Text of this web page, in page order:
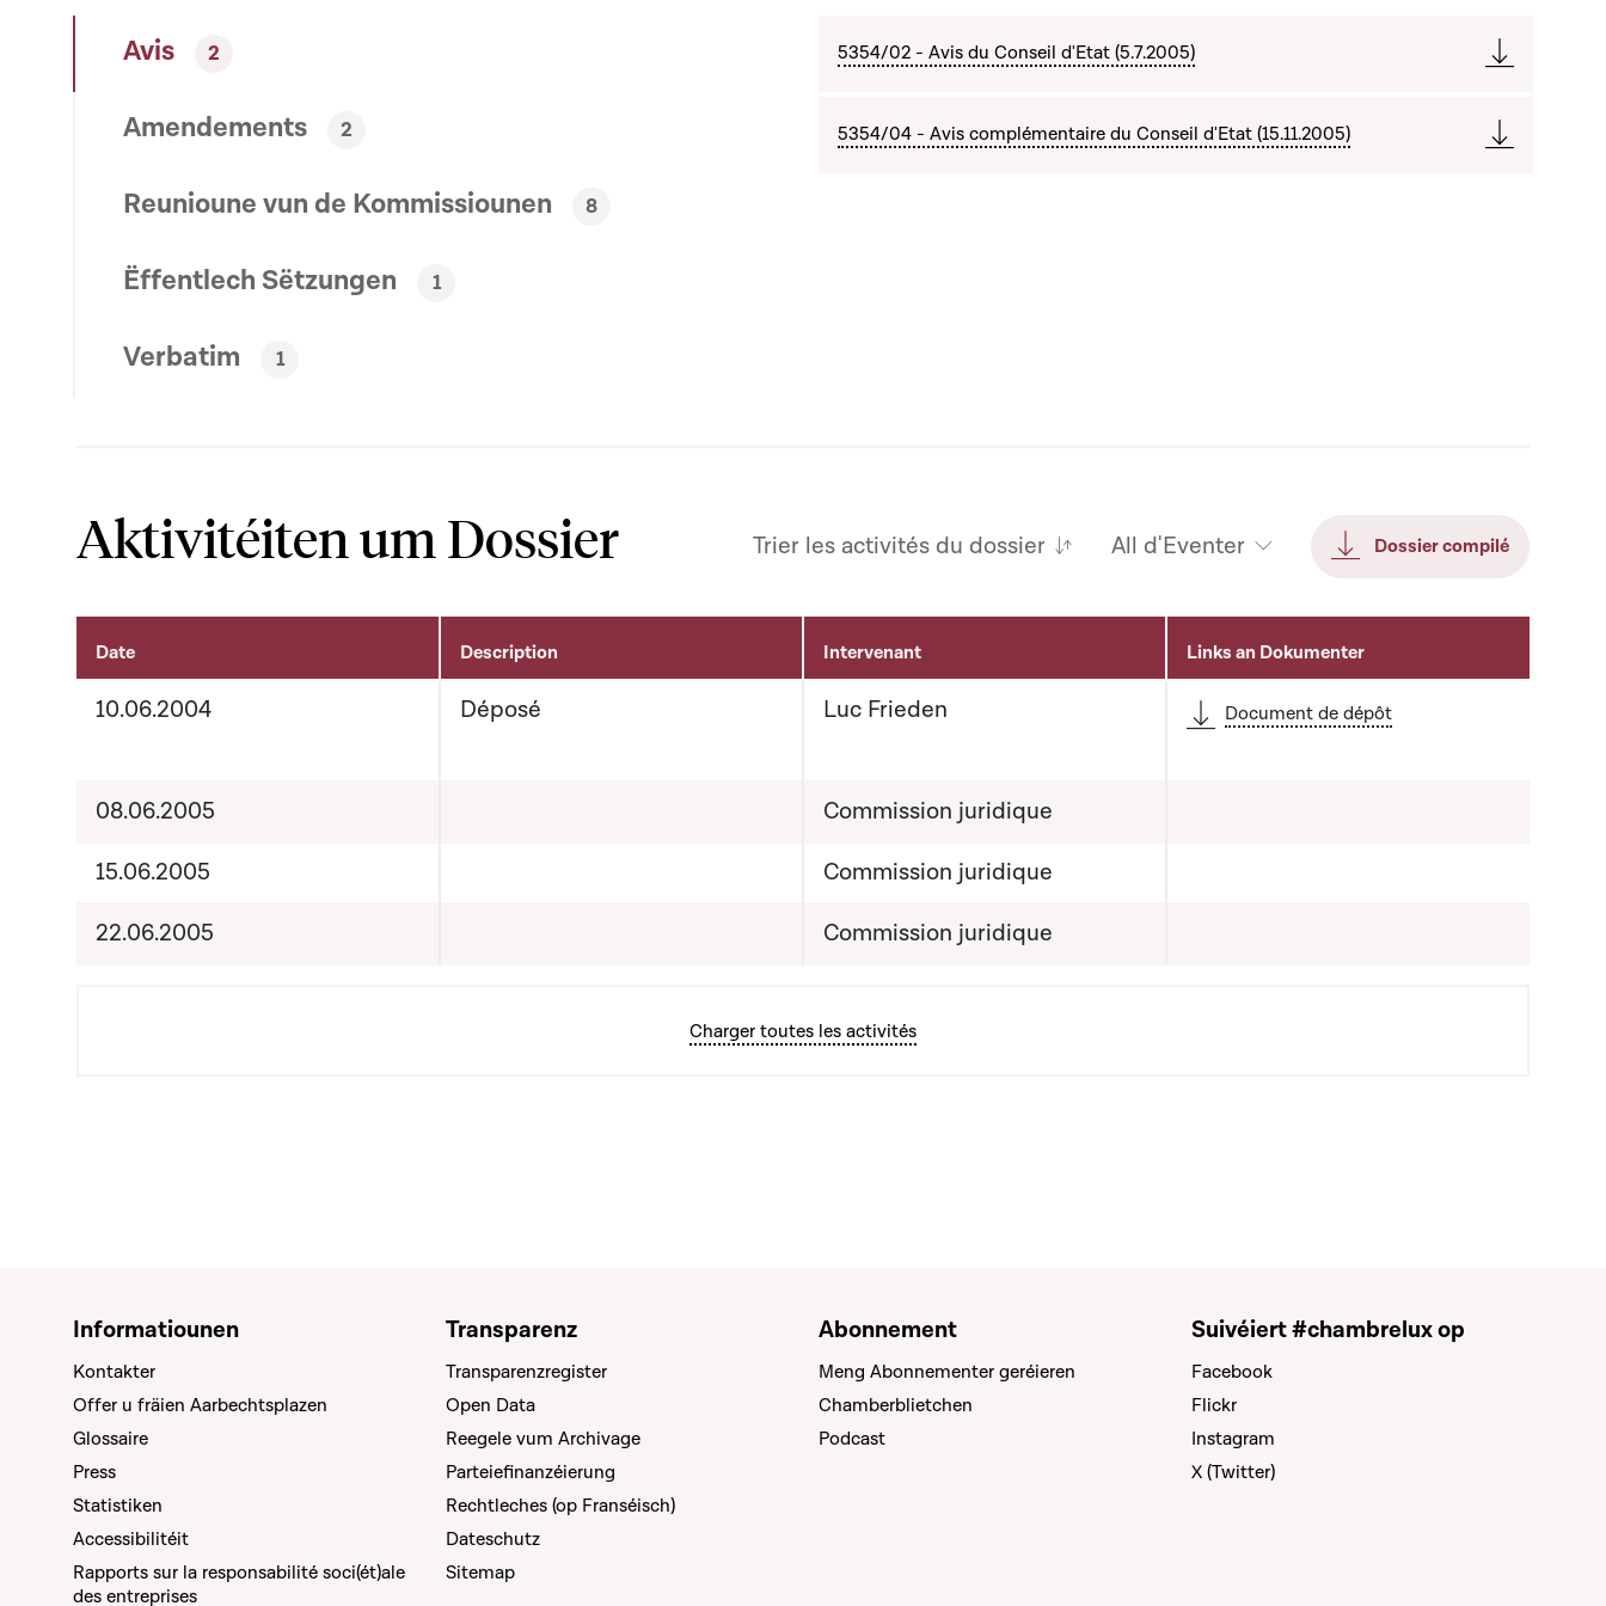
Avis 2
Amendements 2
Reunioune vun de Kommissiounen 8
Ëffentlech Sëtzungen 1
Verbatim 1
5354/02 - Avis du Conseil d'Etat (5.7.2005)
5354/04 - Avis complémentaire du Conseil d'Etat (15.11.2005)
Aktivitéiten um Dossier Trier les activités du dossier All d'Eventer Dossier compilé
Aktivitéiten um Dossier
Date Description Intervenant Links an Dokumenter
10.06.2004 Déposé Luc Frieden Document de dépôt
08.06.2005
Commission juridique
15.06.2005
Commission juridique
22.06.2005
Commission juridique
Charger toutes les activités
Informatiounen
Kontakter
Offer u fräien Aarbechtsplazen
Glossaire
Press
Statistiken
Accessibilitéit
Rapports sur la responsabilité soci(ét)ale
des entreprises
Transparenz
Transparenzregister
Open Data
Reegele vum Archivage
Parteiefinanzéierung
Rechtleches (op Franséisch)
Dateschutz
Sitemap
Abonnement
Meng Abonnementer geréieren
Chamberblietchen
Podcast
Suivéiert #chambrelux op
Facebook
Flickr
Instagram
X (Twitter)